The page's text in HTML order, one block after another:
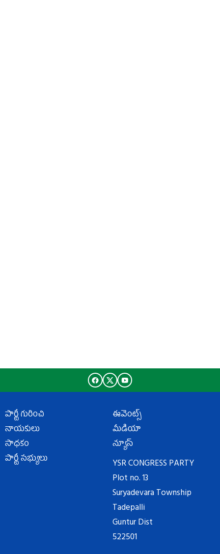
పార్టీ గురించి
నాయకులు
సాధకం
పార్టీ సభ్యులు
ఈవెంట్స్
మీడియా
న్యూస్
YSR CONGRESS PARTY
Plot no. 13
Suryadevara Township
Tadepalli
Guntur Dist
522501